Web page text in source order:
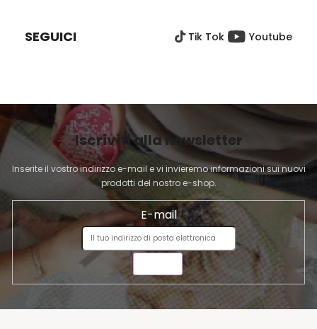
'
e
l
e
n
c
o
G
N
A
SEGUICI Tik Tok Youtube
Iscriviti alla newsletter
Inserite il vostro indirizzo e-mail e vi invieremo informazioni sui nuovi
prodotti del nostro e-shop.
E-mail